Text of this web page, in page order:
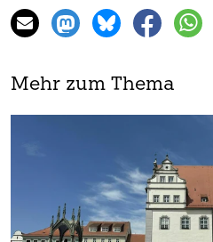
Mehr zum Thema